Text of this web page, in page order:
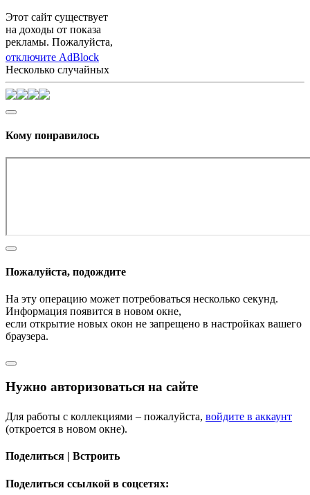
Этот сайт существует
на доходы от показа
рекламы. Пожалуйста,
отключите AdBlock
Несколько случайных
Кому понравилось
Пожалуйста, подождите
На эту операцию может потребоваться несколько секунд.
Информация появится в новом окне,
если открытие новых окон не запрещено в настройках вашего
браузера.
Нужно авторизоваться на сайте
Для работы с коллекциями – пожалуйста, войдите в аккаунт
(откроется в новом окне).
Поделиться | Встроить
Поделиться ссылкой в соцсетях: